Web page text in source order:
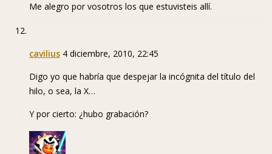
Me alegro por vosotros los que estuvisteis allí.
cavilius 4 diciembre, 2010, 22:45
Digo yo que habría que despejar la incógnita del título del
hilo, o sea, la X…
Y por cierto: ¿hubo grabación?